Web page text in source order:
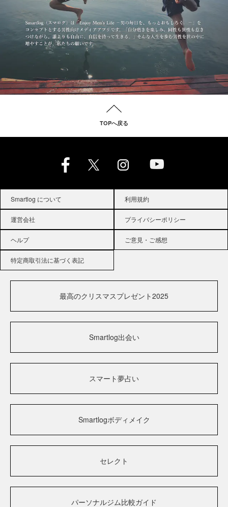
TOPへ戻る
Smartlog について 利用規約
運営会社 プライバシーポリシー
ヘルプ ご意見・ご感想
特定商取引法に基づく表記
最高のクリスマスプレゼント2025
Smartlog出会い
スマート夢占い
Smartlogボディメイク
セレクト
パーソナルジム比較ガイド